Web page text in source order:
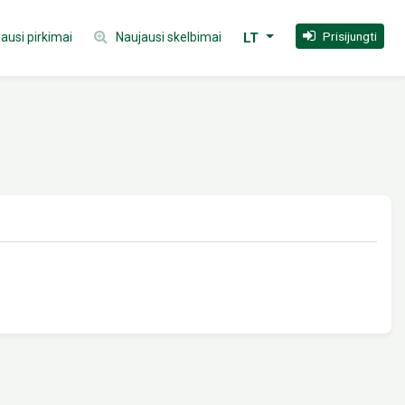
pirkimai Naujausi skelbimai LT Prisijungti